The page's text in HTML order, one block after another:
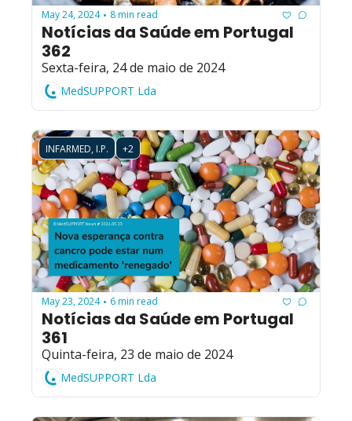
May 24, 2024 • 8 min read
Notícias da Saúde em Portugal
362
Sexta-feira, 24 de maio de 2024
MedSUPPORT Lda
INFARMED, I.P. +2
May 23, 2024 • 6 min read
Notícias da Saúde em Portugal
361
Quinta-feira, 23 de maio de 2024
MedSUPPORT Lda